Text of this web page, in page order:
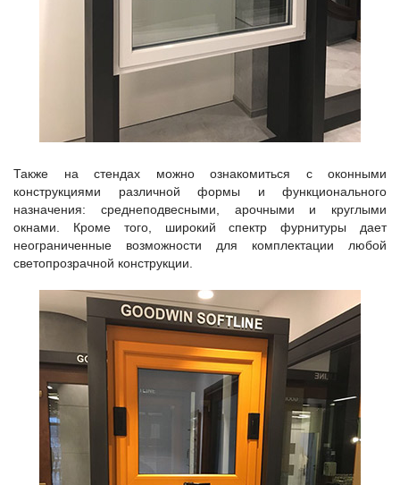
Также на стендах можно ознакомиться с оконными
конструкциями различной формы и функционального
назначения: среднеподвесными, арочными и круглыми
окнами. Кроме того, широкий спектр фурнитуры дает
неограниченные возможности для комплектации любой
светопрозрачной конструкции.